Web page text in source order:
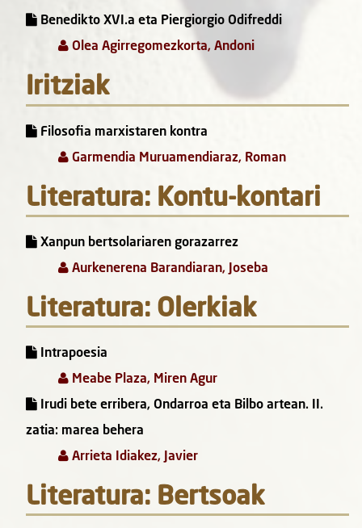
Benedikto XVI.a eta Piergiorgio Odifreddi
Olea Agirregomezkorta, Andoni
Iritziak
Filosofia marxistaren kontra
Garmendia Muruamendiaraz, Roman
Literatura: Kontu-kontari
Xanpun bertsolariaren gorazarrez
Aurkenerena Barandiaran, Joseba
Literatura: Olerkiak
Intrapoesia
Meabe Plaza, Miren Agur
Irudi bete erribera, Ondarroa eta Bilbo artean. II.
zatia: marea behera
Arrieta Idiakez, Javier
Literatura: Bertsoak